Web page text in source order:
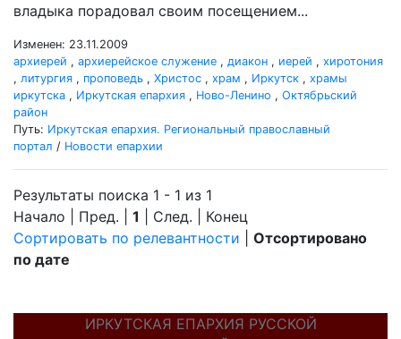
владыка порадовал своим посещением...
Изменен: 23.11.2009
архиерей , архиерейское служение , диакон , иерей , хиротония
, литургия , проповедь , Христос , храм , Иркутск , храмы
иркутска , Иркутская епархия , Ново-Ленино , Октябрьский
район
Путь: Иркутская епархия. Региональный православный
портал / Новости епархии
Результаты поиска 1 - 1 из 1
Начало | Пред. | 1 | След. | Конец
Сортировать по релевантности
Отсортировано
по дате
ИРКУТСКАЯ ЕПАРХИЯ РУССКОЙ